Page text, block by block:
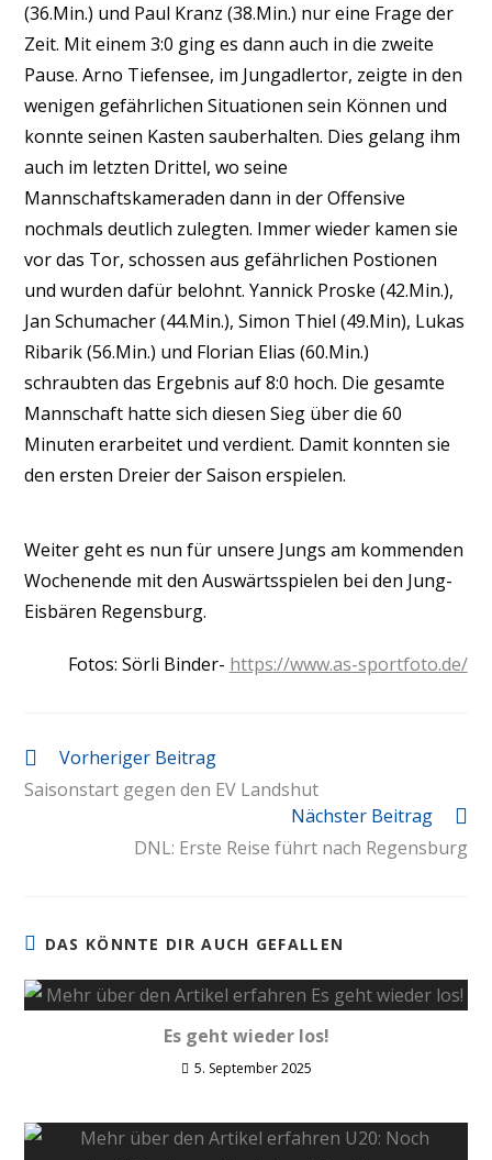
(36.Min.) und Paul Kranz (38.Min.) nur eine Frage der
Zeit. Mit einem 3:0 ging es dann auch in die zweite
Pause. Arno Tiefensee, im Jungadlertor, zeigte in den
wenigen gefährlichen Situationen sein Können und
konnte seinen Kasten sauberhalten. Dies gelang ihm
auch im letzten Drittel, wo seine
Mannschaftskameraden dann in der Offensive
nochmals deutlich zulegten. Immer wieder kamen sie
vor das Tor, schossen aus gefährlichen Postionen
und wurden dafür belohnt. Yannick Proske (42.Min.),
Jan Schumacher (44.Min.), Simon Thiel (49.Min), Lukas
Ribarik (56.Min.) und Florian Elias (60.Min.)
schraubten das Ergebnis auf 8:0 hoch. Die gesamte
Mannschaft hatte sich diesen Sieg über die 60
Minuten erarbeitet und verdient. Damit konnten sie
den ersten Dreier der Saison erspielen.
Weiter geht es nun für unsere Jungs am kommenden
Wochenende mit den Auswärtsspielen bei den Jung-
Eisbären Regensburg.
Fotos: Sörli Binder- https://www.as-sportfoto.de/
Vorheriger Beitrag
Saisonstart gegen den EV Landshut
Nächster Beitrag
DNL: Erste Reise führt nach Regensburg
DAS KÖNNTE DIR AUCH GEFALLEN
Es geht wieder los!
5. September 2025